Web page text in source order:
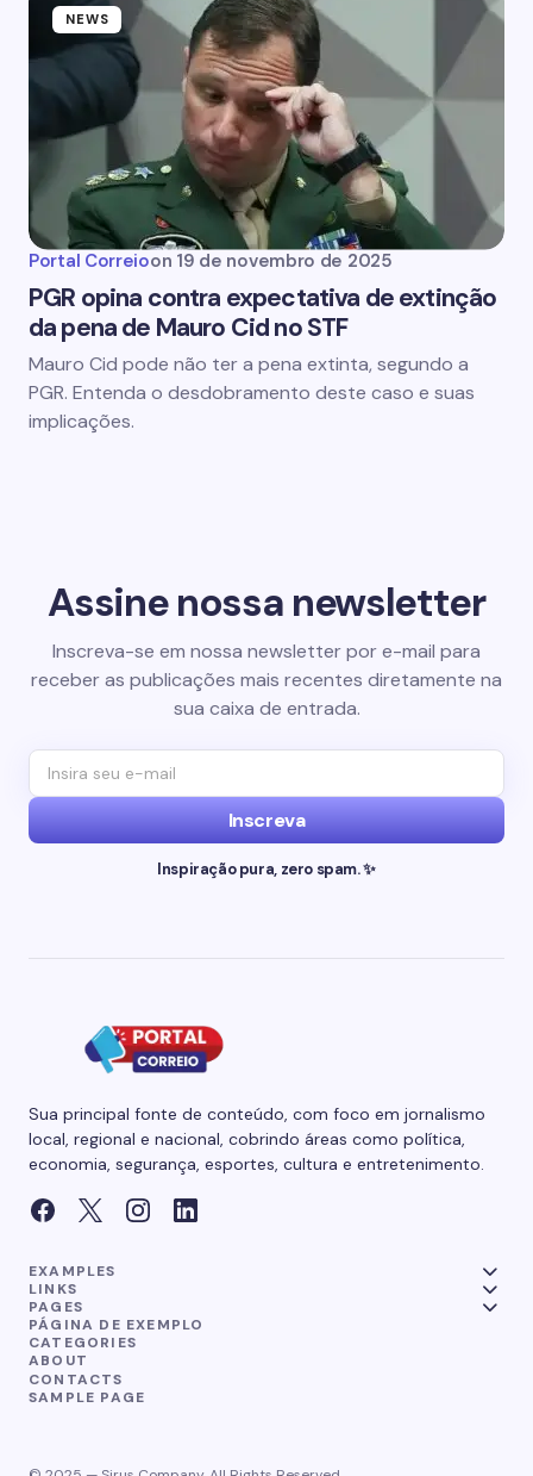
NEWS
Portal Correioon 19 de novembro de 2025
PGR opina contra expectativa de extinção
da pena de Mauro Cid no STF
Mauro Cid pode não ter a pena extinta, segundo a
PGR. Entenda o desdobramento deste caso e suas
implicações.
Assine nossa newsletter
Inscreva-se em nossa newsletter por e-mail para
receber as publicações mais recentes diretamente na
sua caixa de entrada.
Inscreva
Inspiração pura, zero spam. ✨
Sua principal fonte de conteúdo, com foco em jornalismo
local, regional e nacional, cobrindo áreas como política,
economia, segurança, esportes, cultura e entretenimento.
EXAMPLES
LINKS
PAGES
PÁGINA DE EXEMPLO
CATEGORIES
ABOUT
CONTACTS
SAMPLE PAGE